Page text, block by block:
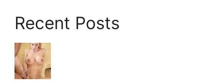
Recent Posts